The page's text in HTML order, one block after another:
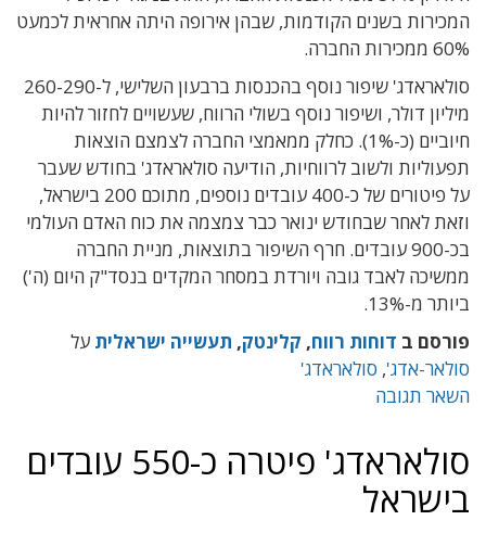
המכירות בשנים הקודמות, שבהן אירופה היתה אחראית לכמעט
60% ממכירות החברה.
סולאראדג' שיפור נוסף בהכנסות ברבעון השלישי, ל-260-290
מיליון דולר, ושיפור נוסף בשולי הרווח, שעשויים לחזור להיות
חיוביים (כ-1%). כחלק ממאמצי החברה לצמצם הוצאות
תפעוליות ולשוב לרווחיות, הודיעה סולאראדג' בחודש שעבר
על פיטורים של כ-400 עובדים נוספים, מתוכם 200 בישראל,
וזאת לאחר שבחודש ינואר כבר צמצמה את כוח האדם העולמי
בכ-900 עובדים. חרף השיפור בתוצאות, מניית החברה
ממשיכה לאבד גובה ויורדת במסחר המקדים בנסד"ק היום (ה')
ביותר מ-13%.
פורסם ב דוחות רווח, קלינטק, תעשייה ישראלית על
סולאר-אדג', סולאראדג'
השאר תגובה
סולאראדג' פיטרה כ-550 עובדים
בישראל